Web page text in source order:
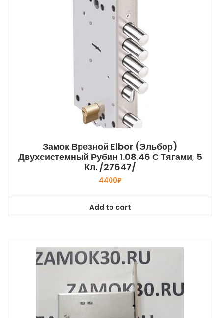
Замок Врезной Elbor (Эльбор)
Двухсистемный Рубин 1.08.46 С Тягами, 5
Кл. /27647/
4400₽
Add to cart